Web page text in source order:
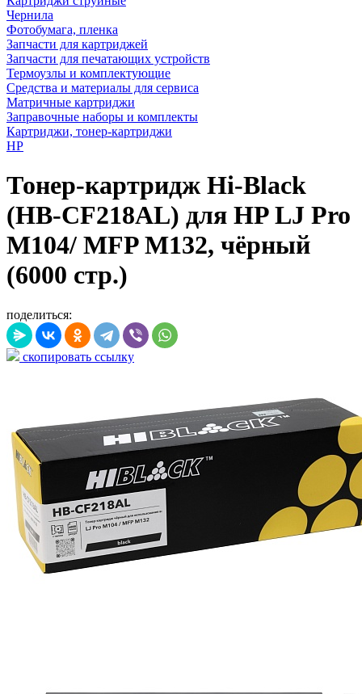
Чернила
Фотобумага, пленка
Запчасти для картриджей
Запчасти для печатающих устройств
Термоузлы и комплектующие
Средства и материалы для сервиса
Матричные картриджи
Заправочные наборы и комплекты
Картриджи, тонер-картриджи
HP
Тонер-картридж Hi-Black
(HB-CF218AL) для HP LJ Pro
M104/ MFP M132, чёрный
(6000 стр.)
поделиться:
скопировать ссылку